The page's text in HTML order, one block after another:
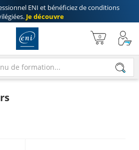
ENI et bénéficiez deconditions
. Je découvre